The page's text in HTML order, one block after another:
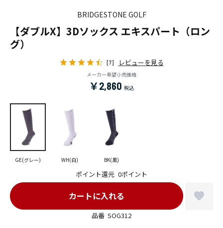
BRIDGESTONE GOLF
【ダブルX】3Dソックス エキスパート（ロン
グ）
[7] レビューを見る
メーカー希望小売価格
￥2,860
品番 SOG312
ポイント還元 0ポイント
GE(グレー) WH(白) BK(黒)